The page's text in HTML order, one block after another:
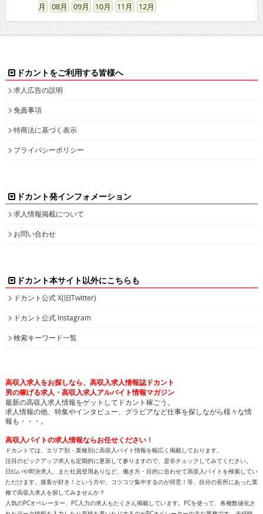
08
09 10 11 12
ドカントをご利用する皆様へ
求人広告の説明
免責事項
特商法に基づく表示
プライバシーポリシー
ドカント発インフォメーション
求人情報掲載について
お問い合わせ
ドカント本サイト以外にこちらも
ドカント公式 X(旧Twitter)
ドカント公式 Instagram
検索キーワード一覧
高収入求人をお探しなら、高収入求人情報誌ドカント
男の稼げる求人・高収入求人アルバイト情報マガジン
最新の高収入求人情報をゲットしてドカント稼ごう。
求人情報の他、特集やインタビュー、グラビアなど仕事を探しながら様々な情
報も・・・。
高収入バイトの求人情報ならお任せください！
ドカントでは、エリア別・業種別に高収入バイト情報を幅広く掲載しております。
注目のピックアップ求人も定期的に更新して参りますので、是非チェックしてみてください。
日払いや即決求人、また社員登用ありなど、働き方・目的に合わせて高収入バイトを検索してい
ただけます。接客が好き！という方や、コツコツ集中するのが得意！等、自分の長所にあった業
種で高収入求人を探してみませんか？
人気のPCオペレーター、PC入力の求人もたくさん掲載しています。PCを使って、各種数値化さ